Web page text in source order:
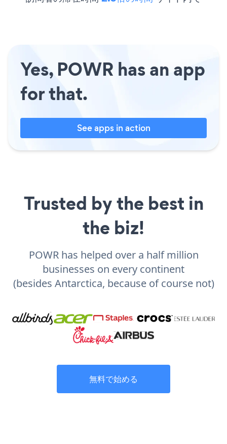
Yes, POWR has an app
for that.
See apps in action
Trusted by the best in
the biz!
POWR has helped over a half million
businesses on every continent
(besides Antarctica, because of course not)
無料で始める